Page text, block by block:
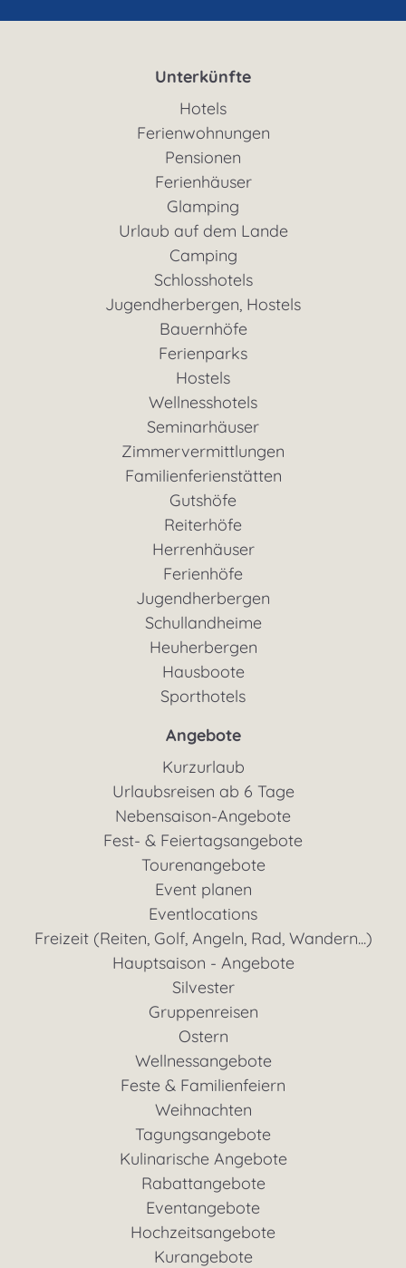
Unterkünfte
Hotels
Ferienwohnungen
Pensionen
Ferienhäuser
Glamping
Urlaub auf dem Lande
Camping
Schlosshotels
Jugendherbergen, Hostels
Bauernhöfe
Ferienparks
Hostels
Wellnesshotels
Seminarhäuser
Zimmervermittlungen
Familienferienstätten
Gutshöfe
Reiterhöfe
Herrenhäuser
Ferienhöfe
Jugendherbergen
Schullandheime
Heuherbergen
Hausboote
Sporthotels
Angebote
Kurzurlaub
Urlaubsreisen ab 6 Tage
Nebensaison-Angebote
Fest- & Feiertagsangebote
Tourenangebote
Event planen
Eventlocations
Freizeit (Reiten, Golf, Angeln, Rad, Wandern...)
Hauptsaison - Angebote
Silvester
Gruppenreisen
Ostern
Wellnessangebote
Feste & Familienfeiern
Weihnachten
Tagungsangebote
Kulinarische Angebote
Rabattangebote
Eventangebote
Hochzeitsangebote
Kurangebote